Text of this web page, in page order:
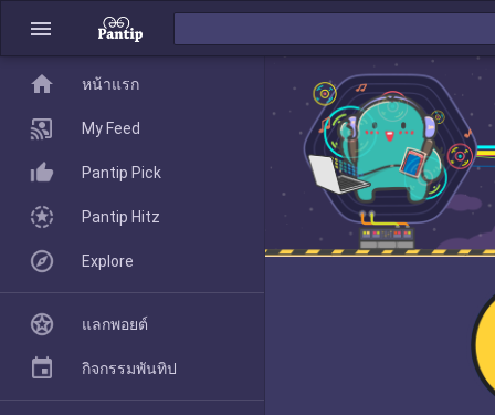
menu
home
Pantip Pick
home หน้าแรก
My Feed
Pantip Pick
Pantip Hitz
Explore
แลกพอยต์
กิจกรรมพันทิป